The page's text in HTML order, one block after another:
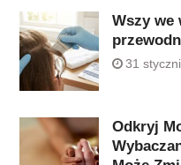
Wszy we
31
Odkryj